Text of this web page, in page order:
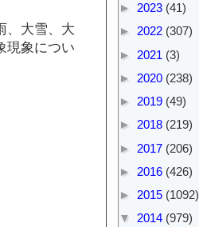
、大雪、大
現象につい
► 2023 (41)
► 2022 (307)
► 2021 (3)
► 2020 (238)
► 2019 (49)
► 2018 (219)
► 2017 (206)
► 2016 (426)
► 2015 (1092)
▼ 2014 (979)